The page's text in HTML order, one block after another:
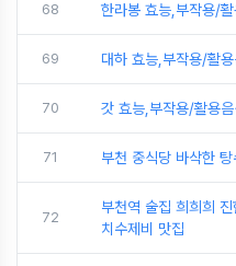
68 한라봉 효능,부작용/
69 대하 효능,부작용/활
70 갓 효능,부작용/활용
71 부천 중식당 바삭한
72
부천역 술집 희희희
치수제비 맛집